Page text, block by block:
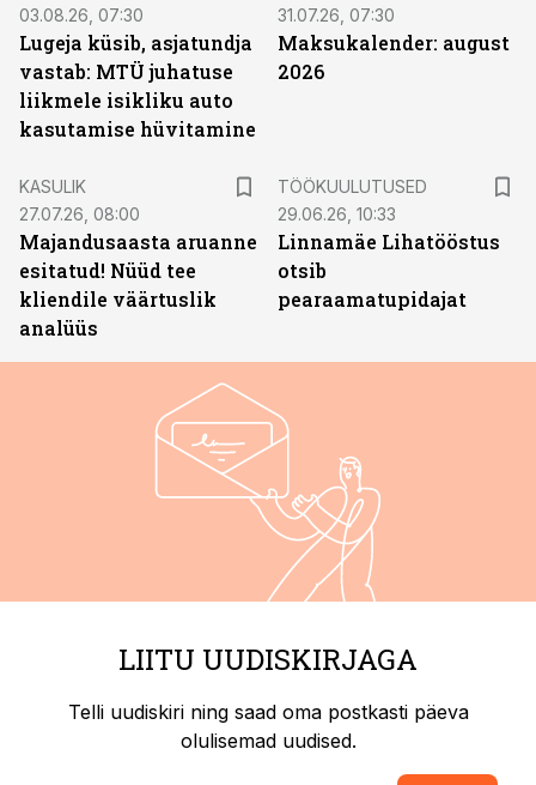
03.08.26, 07:30
Lugeja küsib, asjatundja
vastab: MTÜ juhatuse
liikmele isikliku auto
kasutamise hüvitamine
31.07.26, 07:30
Maksukalender: august
2026
KASULIK
27.07.26, 08:00
Majandusaasta aruanne
esitatud! Nüüd tee
kliendile väärtuslik
analüüs
TÖÖKUULUTUSED
29.06.26, 10:33
Linnamäe Lihatööstus
otsib
pearaamatupidajat
LIITU UUDISKIRJAGA
Telli uudiskiri ning saad oma postkasti päeva
olulisemad uudised.